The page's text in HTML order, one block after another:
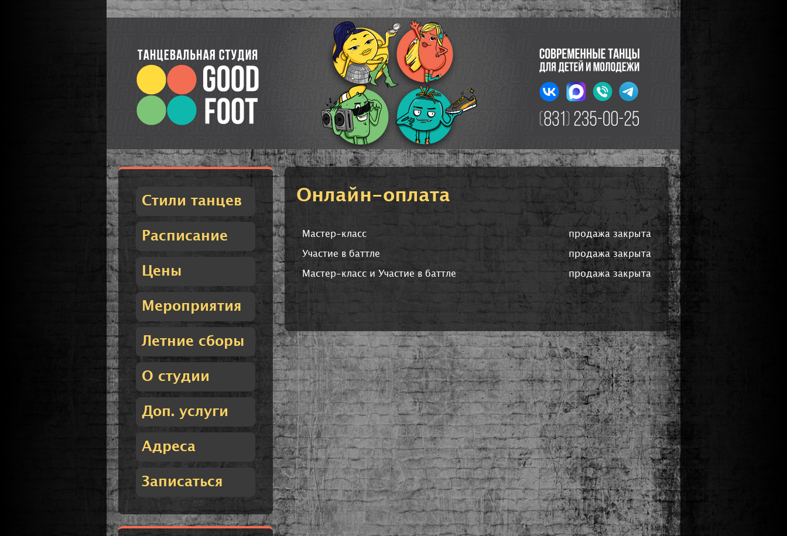
Стили танцев
Расписание
Цены
Мероприятия
Летние сборы
О студии
Доп. услуги
Адреса
Записаться
Онлайн-оплата
Мастер-класс продажа закрыта
Участие в баттле продажа закрыта
Мастер-класс и Участие в баттле продажа закрыта